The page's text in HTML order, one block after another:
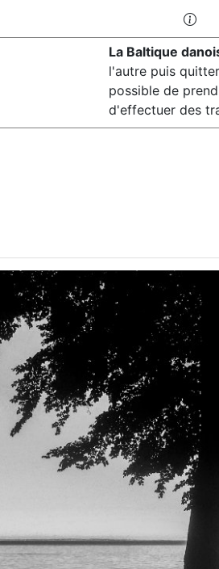
La Baltique
l'autre puis
possible de
d'effectuer des